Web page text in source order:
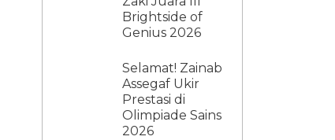
Brightside of
Genius 2026
Selamat! Zainab
Assegaf Ukir
Prestasi di
Olimpiade Sains
2026